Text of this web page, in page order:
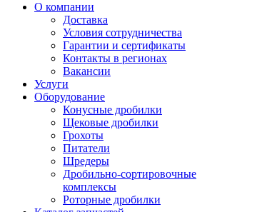
О компании
Доставка
Условия сотрудничества
Гарантии и сертификаты
Контакты в регионах
Вакансии
Услуги
Оборудование
Конусные дробилки
Щековые дробилки
Грохоты
Питатели
Шредеры
Дробильно-сортировочные
комплексы
Роторные дробилки